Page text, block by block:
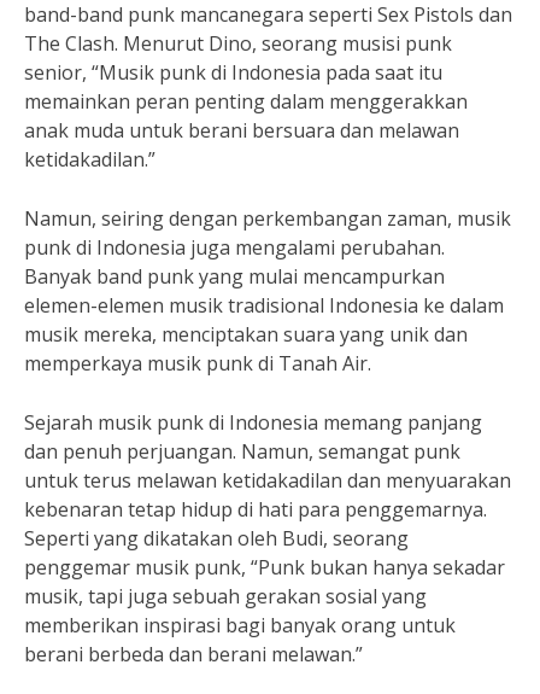
band-band punk mancanegara seperti Sex Pistols dan
The Clash. Menurut Dino, seorang musisi punk
senior, “Musik punk di Indonesia pada saat itu
memainkan peran penting dalam menggerakkan
anak muda untuk berani bersuara dan melawan
ketidakadilan.”
Namun, seiring dengan perkembangan zaman, musik
punk di Indonesia juga mengalami perubahan.
Banyak band punk yang mulai mencampurkan
elemen-elemen musik tradisional Indonesia ke dalam
musik mereka, menciptakan suara yang unik dan
memperkaya musik punk di Tanah Air.
Sejarah musik punk di Indonesia memang panjang
dan penuh perjuangan. Namun, semangat punk
untuk terus melawan ketidakadilan dan menyuarakan
kebenaran tetap hidup di hati para penggemarnya.
Seperti yang dikatakan oleh Budi, seorang
penggemar musik punk, “Punk bukan hanya sekadar
musik, tapi juga sebuah gerakan sosial yang
memberikan inspirasi bagi banyak orang untuk
berani berbeda dan berani melawan.”